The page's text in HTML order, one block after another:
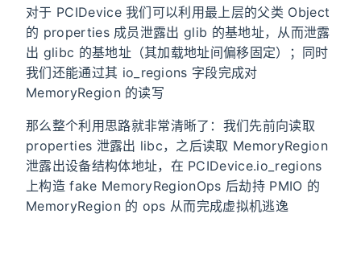
对于 PCIDevice 我们可以利用最上层的父类 Object
的 properties 成员泄露出 glib 的基地址，从而泄露
出 glibc 的基地址（其加载地址间偏移固定）；同时
我们还能通过其 io_regions 字段完成对
MemoryRegion 的读写
那么整个利用思路就非常清晰了：我们先前向读取
properties 泄露出 libc，之后读取 MemoryRegion
泄露出设备结构体地址，在 PCIDevice.io_regions
上构造 fake MemoryRegionOps 后劫持 PMIO 的
MemoryRegion 的 ops 从而完成虚拟机逃逸